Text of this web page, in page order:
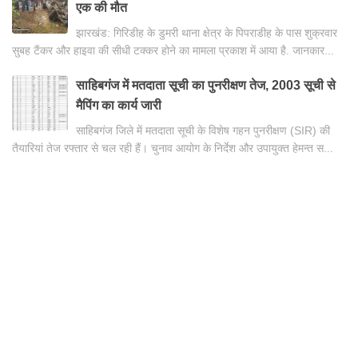
एक की मौत
झारखंड: गिरिडीह के डुमरी थाना क्षेत्र के पिपराडीह के पास शुक्रवार
सुबह टैंकर और हाइवा की सीधी टक्कर होने का मामला प्रकाश में आया है. जानकार...
साहिबगंज में मतदाता सूची का पुनरीक्षण तेज, 2003 सूची से
मैपिंग का कार्य जारी
साहिबगंज जिले में मतदाता सूची के विशेष गहन पुनरीक्षण (SIR) की
तैयारियां तेज रफ्तार से चल रही हैं। चुनाव आयोग के निर्देश और उपायुक्त हेमन्त स...